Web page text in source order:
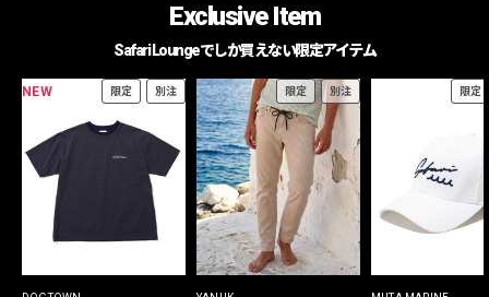
Exclusive Item
Safari Loungeでしか買えない限定アイテム
NEW 限定 別注 限定 別注 限定